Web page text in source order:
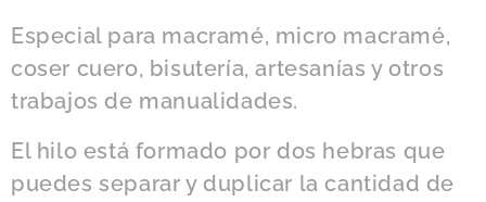
Especial para macramé, micro macramé,
coser cuero, bisutería, artesanías y otros
trabajos de manualidades.
El hilo está formado por dos hebras que
puedes separar y duplicar la cantidad de